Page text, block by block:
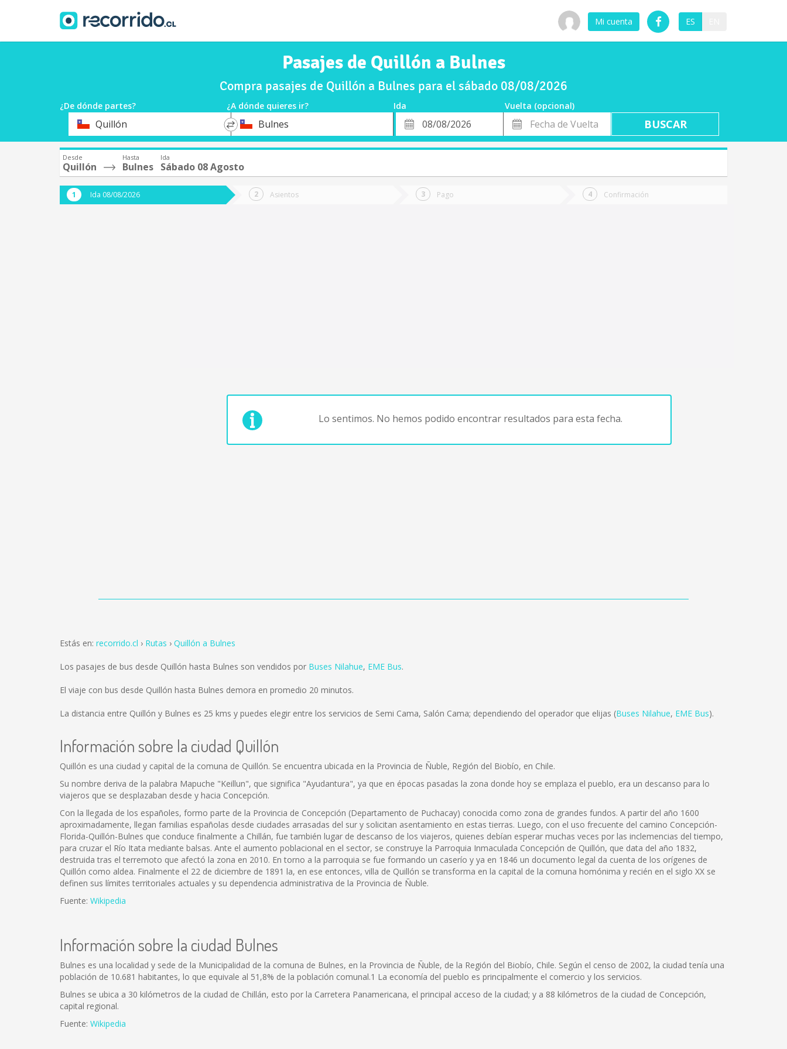
Mi cuenta ES
Pasajes de Quillón a Bulnes
Compra pasajes de Quillón a Bulnes para el sábado 08/08/2026
¿De dónde partes? ¿A dónde quieres ir? Ida
Vuelta (opcional)
OrigenQuillón
*
DestinoBulnes
Fecha
de
Fecha
de
Vuelta
Desde
Quillón
Hasta
Bulnes
Ida
Sábado 08 Agosto
Ida 08/08/2026 Asientos Pago Confirmación
Lo sentimos. No hemos podido encontrar resultados para esta fecha.
Estás en: recorrido.cl Rutas Quillón a Bulnes
Los pasajes de bus desde Quillón hasta Bulnes son vendidos por Buses Nilahue, EME Bus.
El viaje con bus desde Quillón hasta Bulnes demora en promedio 20 minutos.
La distancia entre Quillón y Bulnes es 25 kms y puedes elegir entre los servicios de Semi Cama, Salón Cama; dependiendo del operador que elijas (Buses Nilahue, EME Bus).
Información sobre la ciudad Quillón
Quillón es una ciudad y capital de la comuna de Quillón. Se encuentra ubicada en la Provincia de Ñuble, Región del Biobío, en Chile.
Su nombre deriva de la palabra Mapuche "Keillun", que significa "Ayudantura", ya que en épocas pasadas la zona donde hoy se emplaza el pueblo, era un descanso para lo
viajeros que se desplazaban desde y hacia Concepción.
Con la llegada de los españoles, formo parte de la Provincia de Concepción (Departamento de Puchacay) conocida como zona de grandes fundos. A partir del año 1600
aproximadamente, llegan familias españolas desde ciudades arrasadas del sur y solicitan asentamiento en estas tierras. Luego, con el uso frecuente del camino Concepción-
Florida-Quillón-Bulnes que conduce finalmente a Chillán, fue también lugar de descanso de los viajeros, quienes debían esperar muchas veces por las inclemencias del tiempo,
para cruzar el Río Itata mediante balsas. Ante el aumento poblacional en el sector, se construye la Parroquia Inmaculada Concepción de Quillón, que data del año 1832,
destruida tras el terremoto que afectó la zona en 2010. En torno a la parroquia se fue formando un caserío y ya en 1846 un documento legal da cuenta de los orígenes de
Quillón como aldea. Finalmente el 22 de diciembre de 1891 la, en ese entonces, villa de Quillón se transforma en la capital de la comuna homónima y recién en el siglo XX se
definen sus límites territoriales actuales y su dependencia administrativa de la Provincia de Ñuble.
Fuente: Wikipedia
Información sobre la ciudad Bulnes
Bulnes es una localidad y sede de la Municipalidad de la comuna de Bulnes, en la Provincia de Ñuble, de la Región del Biobío, Chile. Según el censo de 2002, la ciudad tenía una
población de 10.681 habitantes, lo que equivale al 51,8% de la población comunal.1 La economía del pueblo es principalmente el comercio y los servicios.
Bulnes se ubica a 30 kilómetros de la ciudad de Chillán, esto por la Carretera Panamericana, el principal acceso de la ciudad; y a 88 kilómetros de la ciudad de Concepción,
capital regional.
Fuente: Wikipedia